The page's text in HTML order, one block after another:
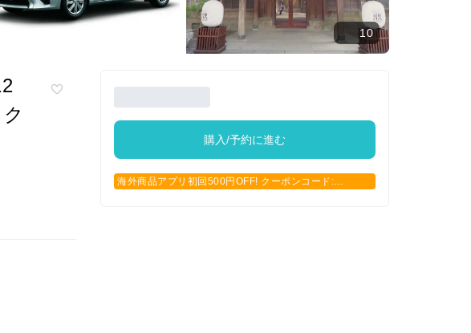
10
購入/予約に進む
海外商品アプリ初回500円OFF! クーポンコード: